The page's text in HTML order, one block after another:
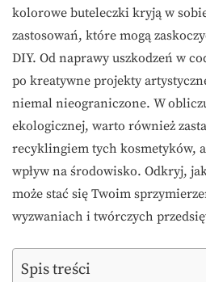
kolorowe buteleczki kryją w
zastosowań, które mogą
DIY. Od naprawy uszkodzeń w
po kreatywne projekty
niemal nieograniczone. W
ekologicznej, warto również
recyklingiem tych kosmetyków,
wpływ na środowisko. Odkryj,
może stać się Twoim
wyzwaniach i twórczych
Spis treści